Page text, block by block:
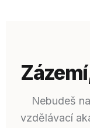
Nebudeš
vzdělávací